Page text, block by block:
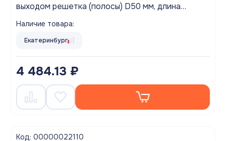
выходом решетка (полосы) D50 мм, длина
желоба 600мм
Наличие товара:
Екатеринбург
4 484.13 ₽
Код: 00000022110